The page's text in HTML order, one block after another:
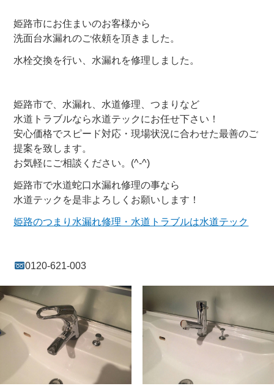
姫路市にお住まいのお客様から
洗面台水漏れのご依頼を頂きました。
水栓交換を行い、水漏れを修理しました。
姫路市で、水漏れ、水道修理、つまりなど
水道トラブルなら水道テックにお任せ下さい！
安心価格でスピード対応・現場状況に合わせた最善のご
提案を致します。
お気軽にご相談ください。(^-^)
姫路市で水道蛇口水漏れ修理の事なら
水道テックを是非よろしくお願いします！
姫路のつまり水漏れ修理・水道トラブルは水道テック
0120-621-003